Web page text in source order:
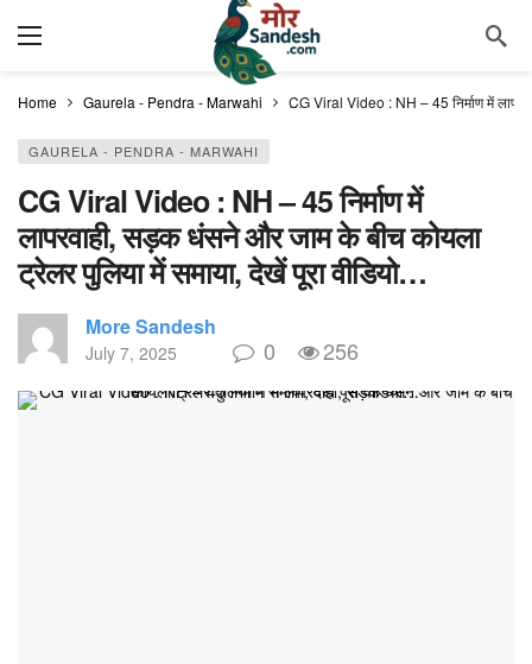
Home Gaurela - Pendra - Marwahi CG Viral Video : NH – 45 निर्माण में
GAURELA - PENDRA - MARWAHI
CG Viral Video : NH – 45 निर्माण में
लापरवाही, सड़क धंसने और जाम के बीच कोयला
ट्रेलर पुलिया में समाया, देखें पूरा वीडियो…
More Sandesh
July 7, 2025 0 256